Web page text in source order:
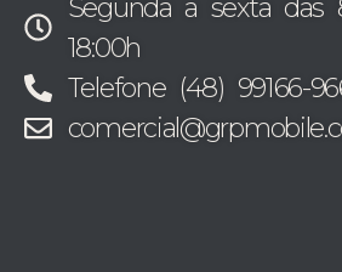
Segunda a sexta das
18:00h
Telefone (48) 99166-